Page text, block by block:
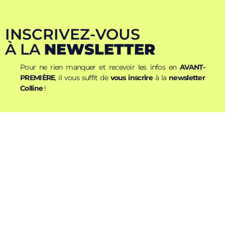
INSCRIVEZ-VOUS
À LA NEWSLETTER
Pour ne rien manquer et recevoir les infos enAVANT-
PREMIÈRE, il vous suffit de vous inscrireà la newsletter
Colline!